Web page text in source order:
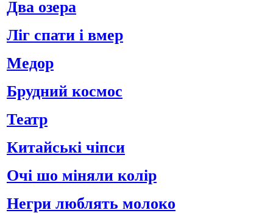
Два озера
Ліг спати і вмер
Медор
Брудний космос
Театр
Китайські чіпси
Очі шо міняли колір
Негри люблять молоко